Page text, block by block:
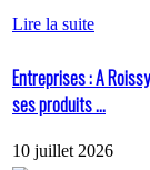
Lire la suite
Entreprises : A
ses produits ...
10 juillet 2026